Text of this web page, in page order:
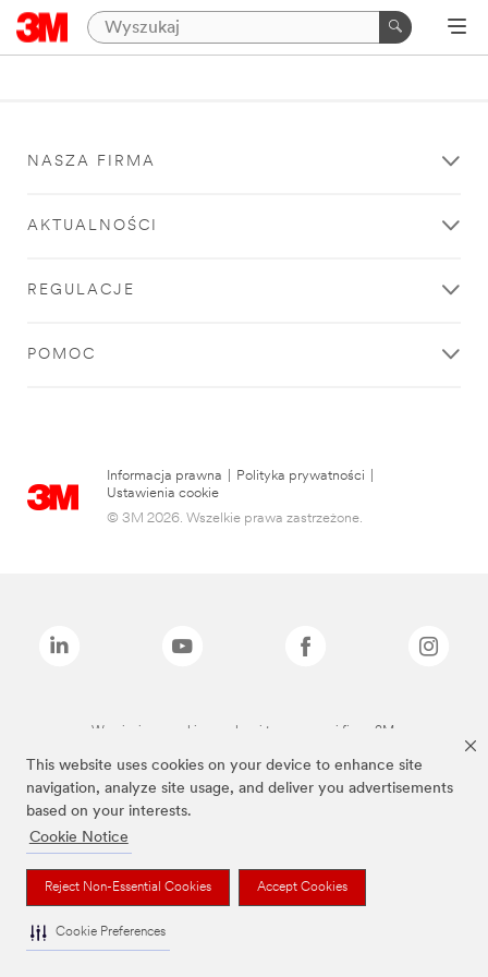
This website uses cookies on your device to enhance site
navigation, analyze site usage, and deliver you advertisements
based on your interests.
Cookie Notice
Reject Non-Essential Cookies Accept Cookies
Cookie Preferences
NASZA FIRMA
AKTUALNOŚCI
REGULACJE
POMOC
Informacja prawna Polityka prywatności
Ustawienia cookie
© 3M 2026. Wszelkie prawa zastrzeżone.
Wymienione marki są znakami towarowymi firmy 3M.